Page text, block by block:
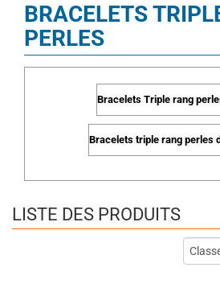
BRACELETS
PERLES
Bracelets Triple rang
Bracelets triple rang perles
LISTE DES PRODUITS